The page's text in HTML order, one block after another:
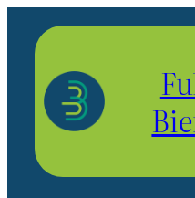
Aller
contenu